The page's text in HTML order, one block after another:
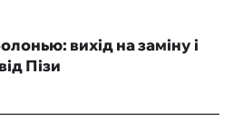
вихід на заміну і
Пізи